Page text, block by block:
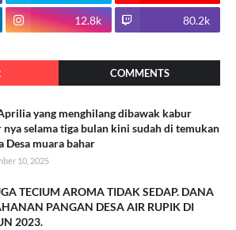
12.8k 80.2k
COMMENTS
yang menghilang dibawak kabur
nya selama tiga bulan kini sudah di temukan
Desa muara bahar
10, 2025
TECIUM AROMA TIDAK SEDAP. DANA
PANGAN DESA AIR RUPIK DI
2023.